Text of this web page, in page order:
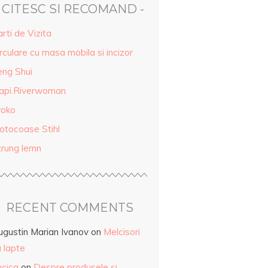
CITESC SI RECOMAND -
de Vizita
cu masa mobila si incizor
Shui
Stihl
lemn
RECENT COMMENTS
Marian Ivanov on Melcisori
lapte